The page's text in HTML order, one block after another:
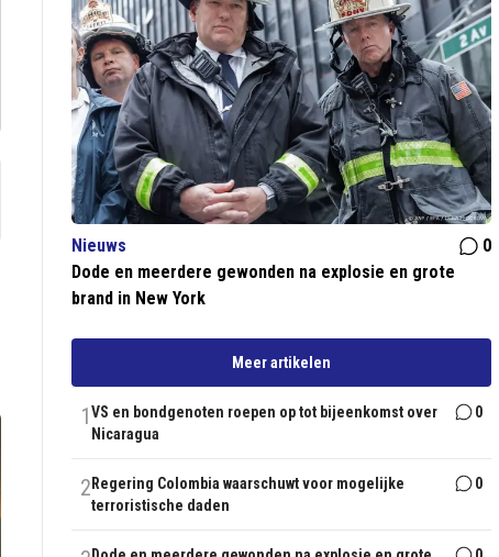
Nieuws
0
Dode en meerdere gewonden na explosie en grote
brand in New York
Meer artikelen
1VS en bondgenoten roepen op tot bijeenkomst over
Nicaragua
0
2 Regering Colombia waarschuwt voor mogelijke
terroristische daden
0